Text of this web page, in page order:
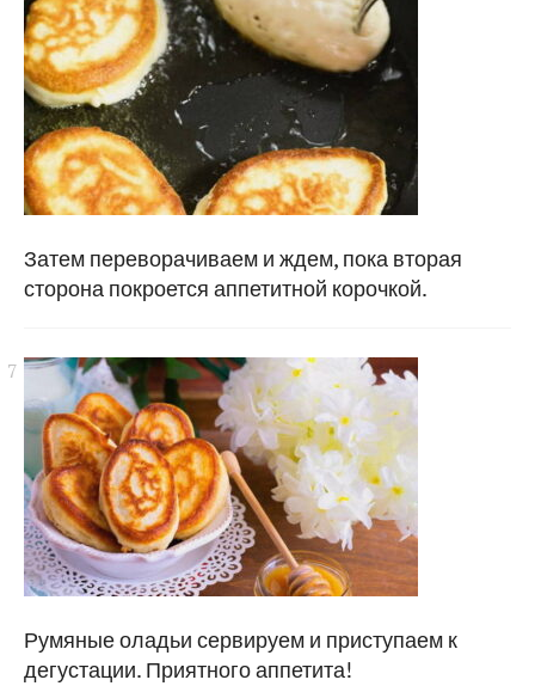
Затем переворачиваем и ждем, пока вторая
сторона покроется аппетитной корочкой.
Румяные оладьи сервируем и приступаем к
дегустации. Приятного аппетита!